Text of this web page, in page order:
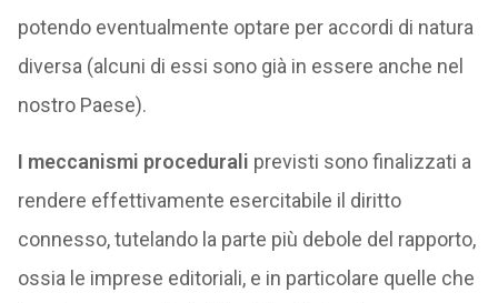
potendo eventualmente optare per accordi di natura
diversa (alcuni di essi sono già in essere anche nel
nostro Paese).
I meccanismi procedurali previsti sono finalizzati a
rendere effettivamente esercitabile il diritto
connesso, tutelando la parte più debole del rapporto,
ossia le imprese editoriali, e in particolare quelle che